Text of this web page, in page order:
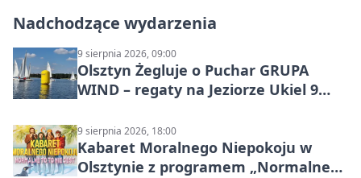
Nadchodzące wydarzenia
9 sierpnia 2026, 09:00
Olsztyn Żegluje o Puchar GRUPA
WIND – regaty na Jeziorze Ukiel 9
9 sierpnia 2026, 18:00
Kabaret Moralnego Niepokoju w
Olsztynie z programem „Normalne